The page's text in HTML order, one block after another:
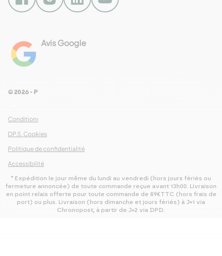
Avis Google
Conditions Générales de Ventes
DP.5. Cookies
Politique de confidentialité
Accessibilité
© 2026 - Pour Les Gourmets
* Expédition le jour même du lundi au vendredi (hors jours fériés ou
fermeture annoncée) de toute commande reçue avant 13h00. Livraison
en point relais offerte pour toute commande de 89€TTC (hors frais de
port) ou plus. Livraison (hors dimanche et jours fériés) à J+1 via
Chronopost, à partir de J+2 via DPD.